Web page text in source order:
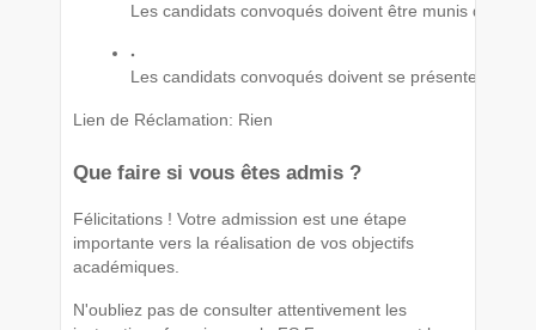
Les candidats convoqués doivent être munis de
Les candidats convoqués doivent se présenter 30
Lien de Réclamation: Rien
Que faire si vous êtes admis ?
Félicitations ! Votre admission est une étape
importante vers la réalisation de vos objectifs
académiques.
N'oubliez pas de consulter attentivement les